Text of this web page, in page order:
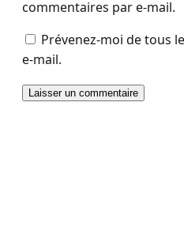
commentaires par e-mail.
Prévenez-moi de tous
e-mail.